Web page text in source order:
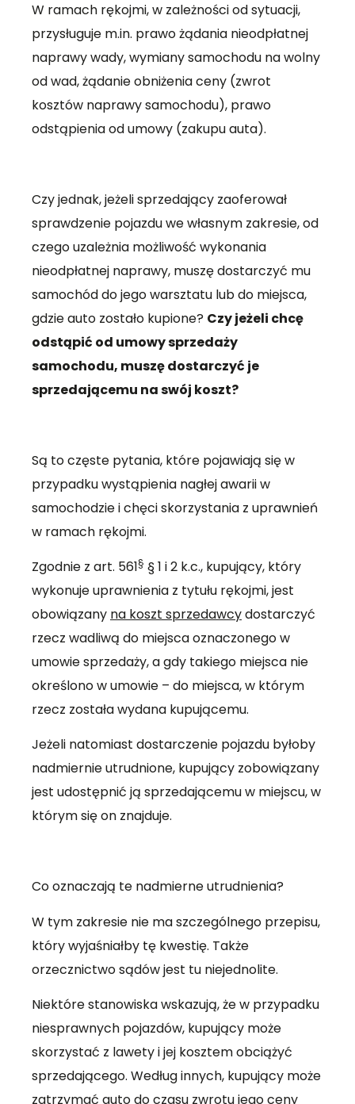
W ramach rękojmi, w zależności od sytuacji,
przysługuje m.in. prawo żądania nieodpłatnej
naprawy wady, wymiany samochodu na wolny
od wad, żądanie obniżenia ceny (zwrot
kosztów naprawy samochodu), prawo
odstąpienia od umowy (zakupu auta).
Czy jednak, jeżeli sprzedający zaoferował
sprawdzenie pojazdu we własnym zakresie, od
czego uzależnia możliwość wykonania
nieodpłatnej naprawy, muszę dostarczyć mu
samochód do jego warsztatu lub do miejsca,
gdzie auto zostało kupione? Czy jeżeli chcę
odstąpić od umowy sprzedaży
samochodu, muszę dostarczyć je
sprzedającemu na swój koszt?
Są to częste pytania, które pojawiają się w
przypadku wystąpienia nagłej awarii w
samochodzie i chęci skorzystania z uprawnień
w ramach rękojmi.
Zgodnie z art. 561§ § 1 i 2 k.c., kupujący, który
wykonuje uprawnienia z tytułu rękojmi, jest
obowiązany na koszt sprzedawcydostarczyć
rzecz wadliwą do miejsca oznaczonego w
umowie sprzedaży, a gdy takiego miejsca nie
określono w umowie – do miejsca, w którym
rzecz została wydana kupującemu.
Jeżeli natomiast dostarczenie pojazdu byłoby
nadmiernie utrudnione, kupujący zobowiązany
jest udostępnić ją sprzedającemu w miejscu, w
którym się on znajduje.
Co oznaczają te nadmierne utrudnienia?
W tym zakresie nie ma szczególnego przepisu,
który wyjaśniałby tę kwestię. Także
orzecznictwo sądów jest tu niejednolite.
Niektóre stanowiska wskazują, że w przypadku
niesprawnych pojazdów, kupujący może
skorzystać z lawety i jej kosztem obciążyć
sprzedającego. Według innych, kupujący może
zatrzymać auto do czasu zwrotu jego ceny